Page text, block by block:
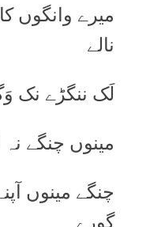
میرے وانگوں
نالے
لَک ننگڑے نک
مینوں چنگے نہ
چنگے مینوں
گورے